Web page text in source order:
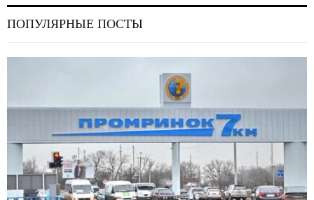
ПОПУЛЯРНЫЕ ПОСТЫ